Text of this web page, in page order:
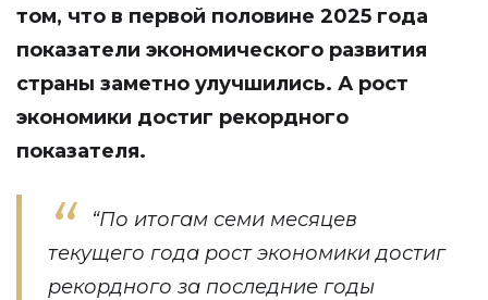
том, что в первой половине 2025 года
показатели экономического развития
страны заметно улучшились. А рост
экономики достиг рекордного
показателя.
“По итогам семи месяцев
текущего года рост экономики достиг
рекордного за последние годы